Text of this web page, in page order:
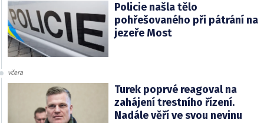
Policie našla tělo
pohřešovaného při pátrání na
jezeře Most
včera
Turek poprvé reagoval na
zahájení trestního řízení.
Nadále věří ve svou nevinu